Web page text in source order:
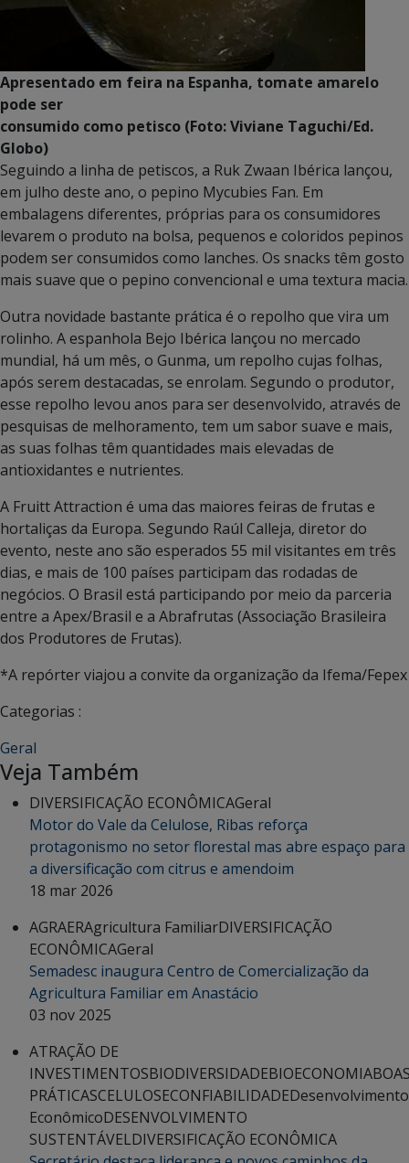
Apresentado em feira na Espanha, tomate amarelo
pode ser
consumido como petisco (Foto: Viviane Taguchi/Ed.
Globo)
Seguindo a linha de petiscos, a Ruk Zwaan Ibérica lançou,
em julho deste ano, o pepino Mycubies Fan. Em
embalagens diferentes, próprias para os consumidores
levarem o produto na bolsa, pequenos e coloridos pepinos
podem ser consumidos como lanches. Os snacks têm gosto
mais suave que o pepino convencional e uma textura macia.
Outra novidade bastante prática é o repolho que vira um
rolinho. A espanhola Bejo Ibérica lançou no mercado
mundial, há um mês, o Gunma, um repolho cujas folhas,
após serem destacadas, se enrolam. Segundo o produtor,
esse repolho levou anos para ser desenvolvido, através de
pesquisas de melhoramento, tem um sabor suave e mais,
as suas folhas têm quantidades mais elevadas de
antioxidantes e nutrientes.
A Fruitt Attraction é uma das maiores feiras de frutas e
hortaliças da Europa. Segundo Raúl Calleja, diretor do
evento, neste ano são esperados 55 mil visitantes em três
dias, e mais de 100 países participam das rodadas de
negócios. O Brasil está participando por meio da parceria
entre a Apex/Brasil e a Abrafrutas (Associação Brasileira
dos Produtores de Frutas).
*A repórter viajou a convite da organização da Ifema/Fepex
Categorias :
Geral
Veja Também
DIVERSIFICAÇÃO ECONÔMICAGeral
Motor do Vale da Celulose, Ribas reforça
protagonismo no setor florestal mas abre espaço para
a diversificação com citrus e amendoim
18 mar 2026
AGRAERAgricultura FamiliarDIVERSIFICAÇÃO
ECONÔMICAGeral
Semadesc inaugura Centro de Comercialização da
Agricultura Familiar em Anastácio
03 nov 2025
ATRAÇÃO DE
INVESTIMENTOSBIODIVERSIDADEBIOECONOMIA
PRÁTICASCELULOSECONFIABILIDADEDesenvolvimento
EconômicoDESENVOLVIMENTO
SUSTENTÁVELDIVERSIFICAÇÃO ECONÔMICA